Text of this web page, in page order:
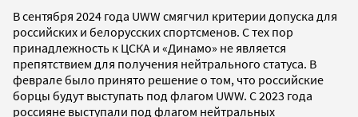
В сентября 2024 года UWW смягчил критерии допуска для
российских и белорусских спортсменов. С тех пор
принадлежность к ЦСКА и «Динамо» не является
препятствием для получения нейтрального статуса. В
феврале было принято решение о том, что российские
борцы будут выступать под флагом UWW. С 2023 года
россияне выступали под флагом нейтральных